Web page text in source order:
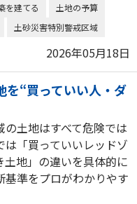
を建てる
土地の予算
土砂災害特別警戒区域
2026年05月18日
を“買っていい人・ダ
土地はすべて危険では
は「買っていいレッドゾ
地」の違いを具体的に
準をプロがわかりやす